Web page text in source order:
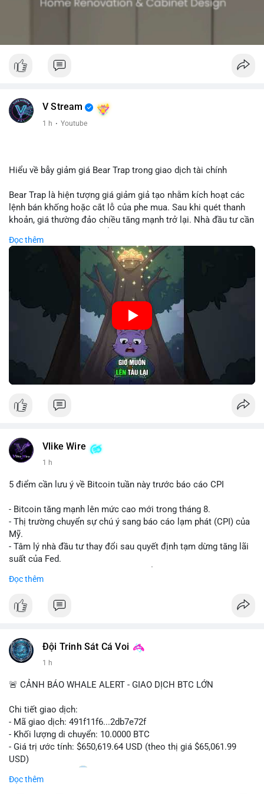
V Stream
1 h · Youtube
Hiểu về bẫy giảm giá Bear Trap trong giao dịch tài chính
Bear Trap là hiện tượng giá giảm giả tạo nhằm kích hoạt các
lệnh bán khống hoặc cắt lỗ của phe mua. Sau khi quét thanh
khoản, giá thường đảo chiều tăng mạnh trở lại. Nhà đầu tư cần
hóa điểm vào lệnh.
🎥 Xem video trực tiếp tại:
Nguồn: Cú Thông Thái
Đọc thêm
Vlike Wire
1 h
5 điểm cần lưu ý về Bitcoin tuần này trước báo cáo CPI
- Bitcoin tăng mạnh lên mức cao mới trong tháng 8.
- Thị trường chuyển sự chú ý sang báo cáo lạm phát (CPI) của
Mỹ.
- Tâm lý nhà đầu tư thay đổi sau quyết định tạm dừng tăng lãi
suất của Fed.
theo.
#bitcoin #btc #cryptonews
#vlikevn #titanbot
📰 Nguồn: Cointelegraph
Đọc thêm
Đội Trinh Sát Cá Voi
1 h
🚨 CẢNH BÁO WHALE ALERT - GIAO DỊCH BTC LỚN
Chi tiết giao dịch:
- Mã giao dịch: 491f11f6...2db7e72f
- Khối lượng di chuyển: 10.0000 BTC
- Giá trị ước tính: $650,619.64 USD (theo thị giá $65,061.99
USD)
- Thời gian: 11:20
Đọc thêm